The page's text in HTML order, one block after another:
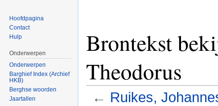
Brontekst
Theodorus
← Ruikes,
Hoofdpagina
Contact
Hulp
Onderwerpen
Onderwerpen
Barghief Index (Archief
HKB)
Berghse woorden
Jaartallen